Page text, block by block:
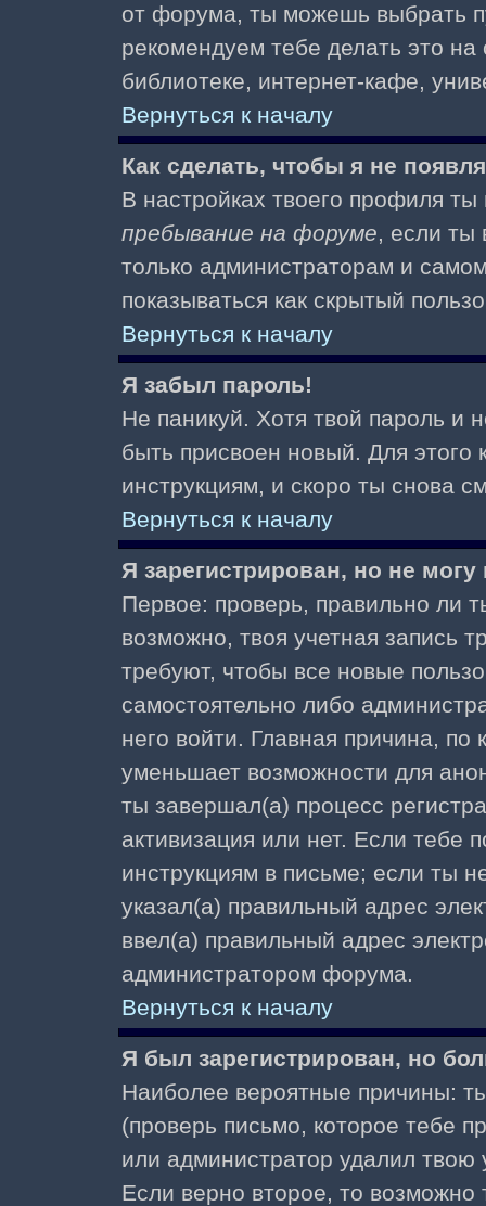
от форума, ты можешь выбрать
рекомендуем тебе делать это
библиотеке, интернет-кафе,
Вернуться к началу
Как сделать, чтобы я не
В настройках твоего профиля
пребывание на форуме, если
только администраторам и
показываться как скрытый
Вернуться к началу
Я забыл пароль!
Не паникуй. Хотя твой пароль и
быть присвоен новый. Для этого
инструкциям, и скоро ты снова
Вернуться к началу
Я зарегистрирован, но не могу
Первое: проверь, правильно ли
возможно, твоя учетная запись
требуют, чтобы все новые
самостоятельно либо
него войти. Главная причина,
уменьшает возможности для
ты завершал(а) процесс
активизация или нет. Если тебе
инструкциям в письме; если ты
указал(а) правильный адрес
ввел(а) правильный адрес
администратором форума.
Вернуться к началу
Я был зарегистрирован, но
Наиболее вероятные причины:
(проверь письмо, которое тебе
или администратор удалил твою
Если верно второе, то